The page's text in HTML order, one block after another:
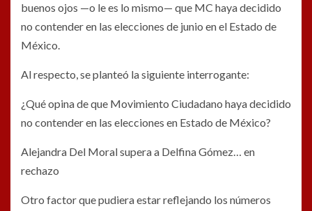
buenos ojos —o le es lo mismo— que MC haya decidido
no contender en las elecciones de junio en el Estado de
México.
Al respecto, se planteó la siguiente interrogante:
¿Qué opina de que Movimiento Ciudadano haya decidido
no contender en las elecciones en Estado de México?
Alejandra Del Moral supera a Delfina Gómez… en
rechazo
Otro factor que pudiera estar reflejando los números